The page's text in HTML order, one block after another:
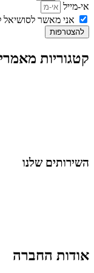
אי-מייל
אני מאשר לסושיאל
להצטרפות
קטגוריות
השירותים שלנו
אודות החברה